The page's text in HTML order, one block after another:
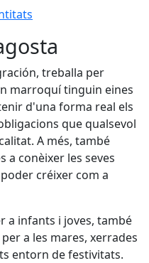
treballa per
marroquí tinguin eines
d'una forma real els
que qualsevol
A més, també
a conèixer les seves
créixer com a
a infants i joves, també
a les mares, xerrades
entorn de festivitats.